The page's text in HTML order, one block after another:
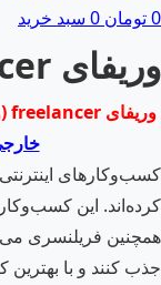
0تومان 0 سبد خرید
وریفای freelancer
وریفای freelancer (وریفای فریلنسر) با
کسب‌وکارهای
کرده‌اند. این
همچنین فریلنسری
جذب کنند و با